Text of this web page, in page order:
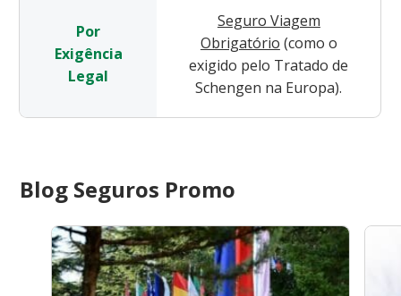
Por
Exigência
Legal
Seguro Viagem
Obrigatório (como o
exigido pelo Tratado de
Schengen na Europa).
Blog Seguros Promo